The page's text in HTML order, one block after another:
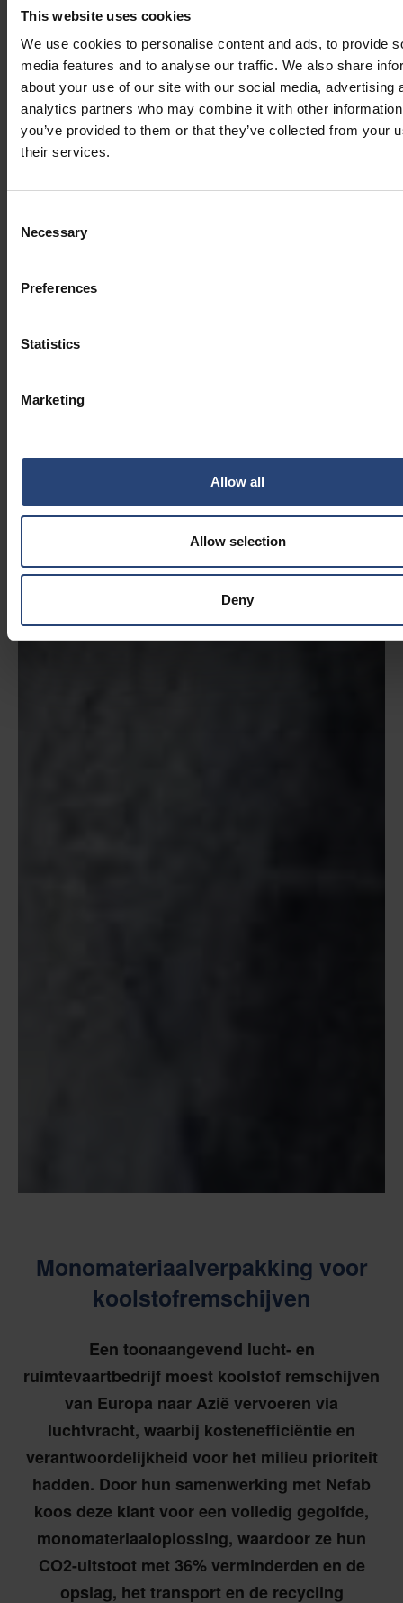
This website uses cookies
We use cookies to personalise content and ads, to provide
media features and to analyse our traffic. We also share
about your use of our site with our social media, advertising
analytics partners who may combine it with other
you’ve provided to them or that they’ve collected from your
their services.
Selection
Necessary
Preferences
Statistics
Marketing
Allow all
Allow selection
Deny
Monomateriaalverpakking voor
koolstofremschijven
Een toonaangevend lucht- en
ruimtevaartbedrijf moest koolstof remschijven
van Europa naar Azië vervoeren via
luchtvracht, waarbij kostenefficiëntie en
verantwoordelijkheid voor het milieu prioriteit
hadden. Door hun samenwerking met Nefab
koos deze klant voor een volledig gegolfde,
monomateriaaloplossing, waardoor ze hun
CO2-uitstoot met 36% verminderden en de
opslag, het transport en de recycling